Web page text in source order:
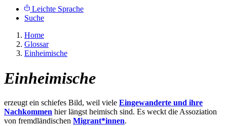
Leichte Sprache
Suche
Home
Glossar
Einheimische
Einheimische
erzeugt ein schiefes Bild, weil viele Eingewanderte und ihre
Nachkommen hier längst heimisch sind. Es weckt die Assoziation
von fremdländischen Migrant*innen.